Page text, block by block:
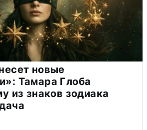
новые
Тамара Глоба
из знаков зодиака